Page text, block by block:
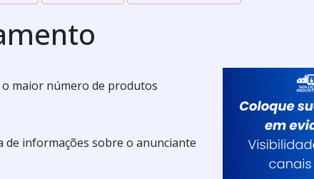
maior número de produtos
de informações sobre o anunciante